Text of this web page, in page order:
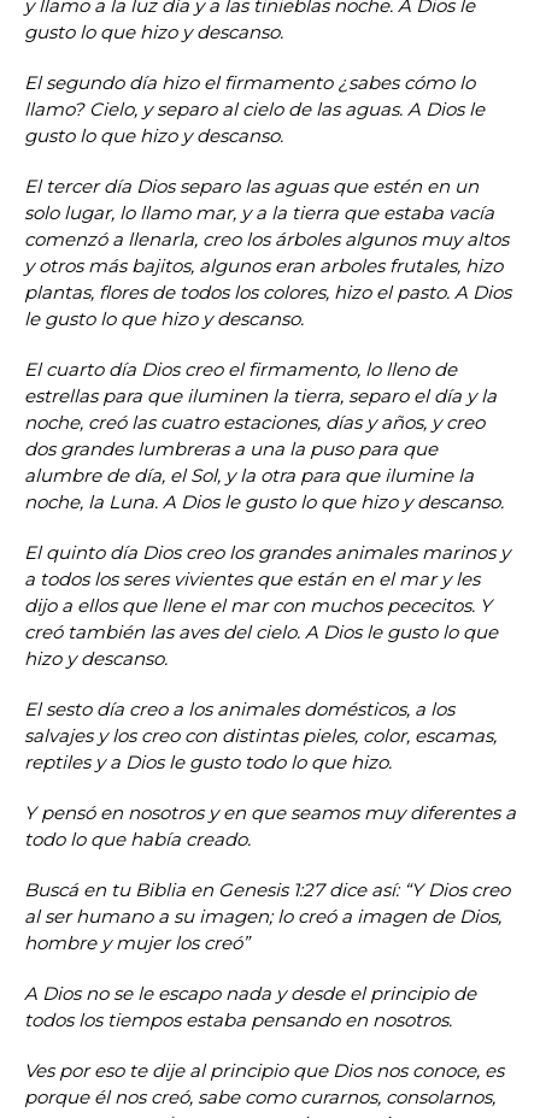
y llamo a la luz día y a las tinieblas noche. A Dios le
gusto lo que hizo y descanso.
El segundo día hizo el firmamento ¿sabes cómo lo
llamo? Cielo, y separo al cielo de las aguas. A Dios le
gusto lo que hizo y descanso.
El tercer día Dios separo las aguas que estén en un
solo lugar, lo llamo mar, y a la tierra que estaba vacía
comenzó a llenarla, creo los árboles algunos muy altos
y otros más bajitos, algunos eran arboles frutales, hizo
plantas, flores de todos los colores, hizo el pasto. A Dios
le gusto lo que hizo y descanso.
El cuarto día Dios creo el firmamento, lo lleno de
estrellas para que iluminen la tierra, separo el día y la
noche, creó las cuatro estaciones, días y años, y creo
dos grandes lumbreras a una la puso para que
alumbre de día, el Sol, y la otra para que ilumine la
noche, la Luna. A Dios le gusto lo que hizo y descanso.
El quinto día Dios creo los grandes animales marinos y
a todos los seres vivientes que están en el mar y les
dijo a ellos que llene el mar con muchos pececitos. Y
creó también las aves del cielo. A Dios le gusto lo que
hizo y descanso.
El sesto día creo a los animales domésticos, a los
salvajes y los creo con distintas pieles, color, escamas,
reptiles y a Dios le gusto todo lo que hizo.
Y pensó en nosotros y en que seamos muy diferentes a
todo lo que había creado.
Buscá en tu Biblia en Genesis 1:27 dice así: “Y Dios creo
al ser humano a su imagen; lo creó a imagen de Dios,
hombre y mujer los creó”
A Dios no se le escapo nada y desde el principio de
todos los tiempos estaba pensando en nosotros.
Ves por eso te dije al principio que Dios nos conoce, es
porque él nos creó, sabe como curarnos, consolarnos,